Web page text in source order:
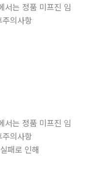
서는 정품 미프진 임
의사항
서는 정품 미프진 임
의사항
패로 인해